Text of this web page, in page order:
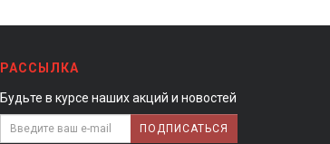
РАССЫЛКА
Будьте в курсе наших акций и новостей
ПОДПИСАТЬСЯ